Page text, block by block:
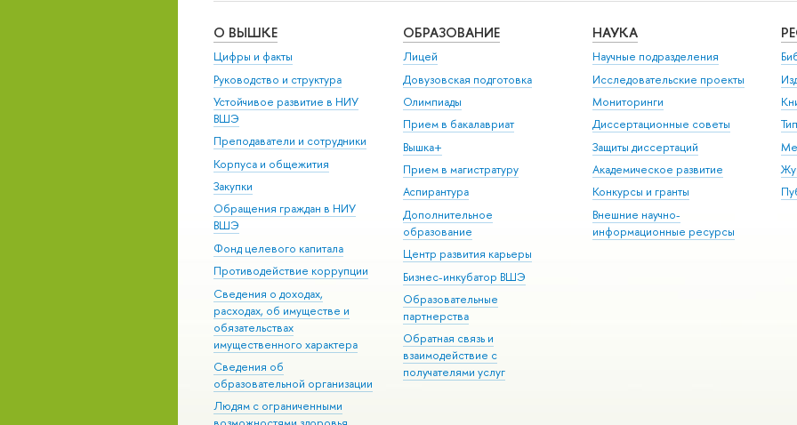
О ВЫШКЕ
Цифры и факты
Руководство и структура
Устойчивое развитие в НИУ
ВШЭ
Преподаватели и сотрудники
Корпуса и общежития
Закупки
Обращения граждан в НИУ
ВШЭ
Фонд целевого капитала
Противодействие коррупции
Сведения о доходах,
расходах, об имуществе и
обязательствах
имущественного характера
Сведения об
образовательной организации
Людям с ограниченными
ОБРАЗОВАНИЕ
Лицей
Довузовская подготовка
Олимпиады
Прием в бакалавриат
Вышка+
Прием в магистратуру
Аспирантура
Дополнительное
образование
Центр развития карьеры
Бизнес-инкубатор ВШЭ
Образовательные
партнерства
Обратная связь и
взаимодействие с
получателями услуг
НАУКА
Научные подразделения
Исследовательские проекты
Мониторинги
Диссертационные советы
Защиты диссертаций
Академическое развитие
Конкурсы и гранты
Внешние научно-
информационные ресурсы